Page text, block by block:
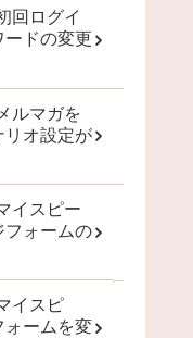
回ログイ
ードの変更
ルマガを
リオ設定が
イスピー
フォームの
イスピ
ォームを変